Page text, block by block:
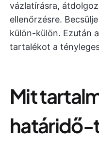
vázlatírásra,
ellenőrzésre.
külön-külön. Ezután
tartalékot a
Mit
határidő-